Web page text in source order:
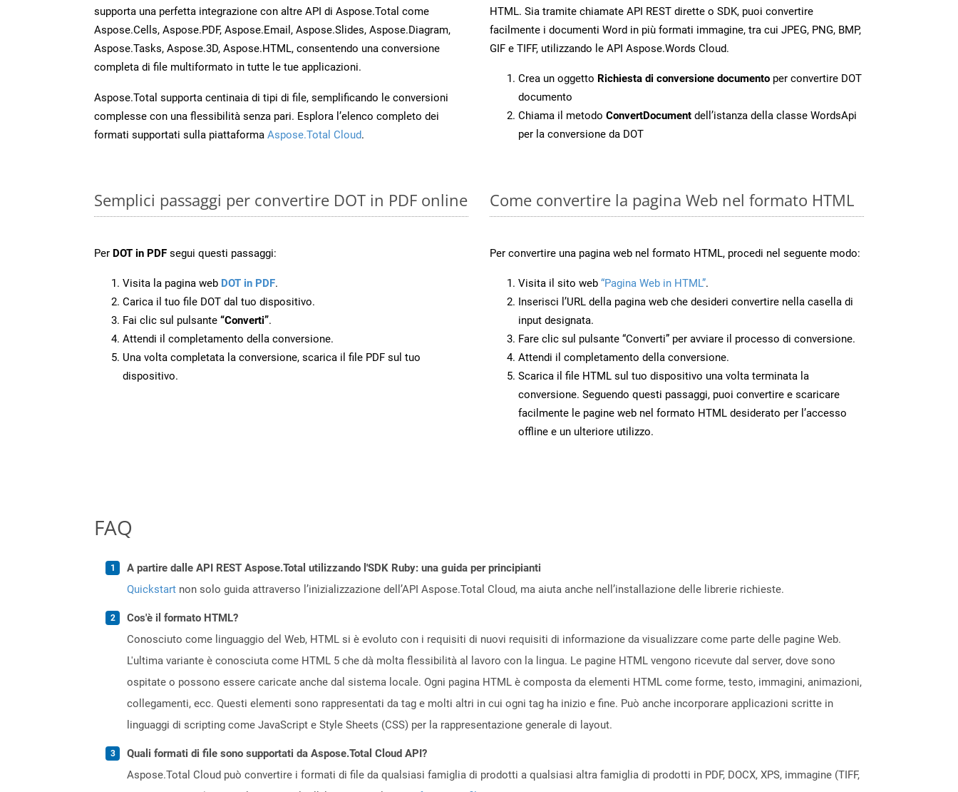
supporta una perfetta integrazione con altre API di Aspose.Total come
Aspose.Cells, Aspose.PDF, Aspose.Email, Aspose.Slides, Aspose.Diagram,
Aspose.Tasks, Aspose.3D, Aspose.HTML, consentendo una conversione
completa di file multiformato in tutte le tue applicazioni.
Aspose.Total supporta centinaia di tipi di file, semplificando le conversioni
complesse con una flessibilità senza pari. Esplora l’elenco completo dei
formati supportati sulla piattaforma Aspose.Total Cloud.
HTML. Sia tramite chiamate API REST dirette o SDK, puoi convertire
facilmente i documenti Word in più formati immagine, tra cui JPEG, PNG, BMP,
GIF e TIFF, utilizzando le API Aspose.Words Cloud.
Crea un oggetto Richiesta di conversione documento per convertire DOT
documento
Chiama il metodo ConvertDocument dell’istanza della classe WordsApi
per la conversione da DOT
Semplici passaggi per convertire DOT in PDF online
Per DOT in PDF segui questi passaggi:
Visita la pagina web DOT in PDF.
Carica il tuo file DOT dal tuo dispositivo.
Fai clic sul pulsante “Converti”.
Attendi il completamento della conversione.
Una volta completata la conversione, scarica il file PDF sul tuo
dispositivo.
Come convertire la pagina Web nel formato HTML
Per convertire una pagina web nel formato HTML, procedi nel seguente modo:
Visita il sito web “Pagina Web in HTML”.
Inserisci l’URL della pagina web che desideri convertire nella casella di
input designata.
Fare clic sul pulsante “Converti” per avviare il processo di conversione.
Attendi il completamento della conversione.
Scarica il file HTML sul tuo dispositivo una volta terminata la
conversione. Seguendo questi passaggi, puoi convertire e scaricare
facilmente le pagine web nel formato HTML desiderato per l’accesso
offline e un ulteriore utilizzo.
FAQ
A partire dalle API REST Aspose.Total utilizzando l'SDK Ruby: una guida per principianti
Quickstart non solo guida attraverso l’inizializzazione dell’API Aspose.Total Cloud, ma aiuta anche nell’installazione delle librerie richieste.
Cos'è il formato HTML?
Conosciuto come linguaggio del Web, HTML si è evoluto con i requisiti di nuovi requisiti di informazione da visualizzare come parte delle pagine Web.
L'ultima variante è conosciuta come HTML 5 che dà molta flessibilità al lavoro con la lingua. Le pagine HTML vengono ricevute dal server, dove sono
ospitate o possono essere caricate anche dal sistema locale. Ogni pagina HTML è composta da elementi HTML come forme, testo, immagini, animazioni,
collegamenti, ecc. Questi elementi sono rappresentati da tag e molti altri in cui ogni tag ha inizio e fine. Può anche incorporare applicazioni scritte in
linguaggi di scripting come JavaScript e Style Sheets (CSS) per la rappresentazione generale di layout.
Quali formati di file sono supportati da Aspose.Total Cloud API?
Aspose.Total Cloud può convertire i formati di file da qualsiasi famiglia di prodotti a qualsiasi altra famiglia di prodotti in PDF, DOCX, XPS, immagine (TIFF,